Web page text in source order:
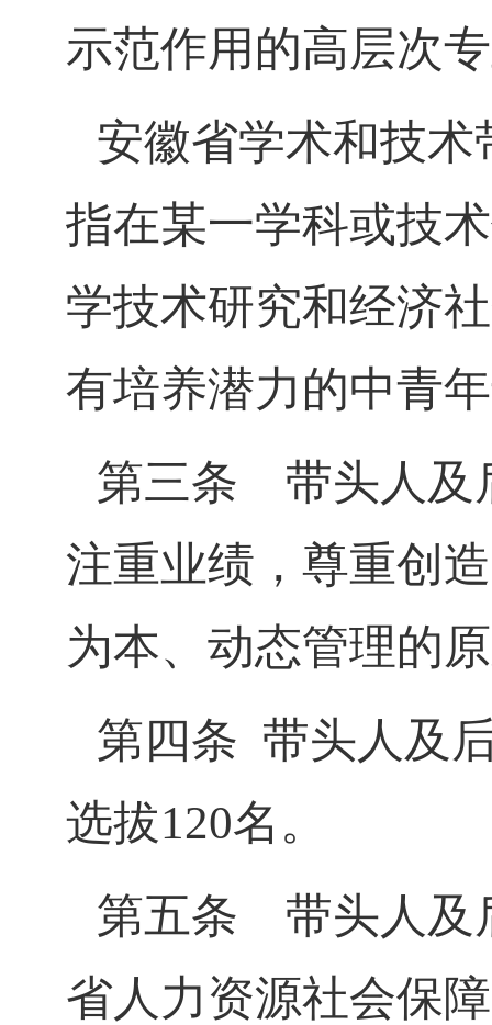
示范作用的高层次
安徽省学术和技
指在某一学科或技
学技术研究和经济
有培养潜力的中青
第三条 带头人及
注重业绩，尊重创
为本、动态管理的
第四条 带头人及
选拔120名。
第五条 带头人及
省人力资源社会保